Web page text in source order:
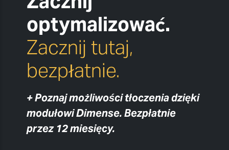
optymalizować.
Zacznij tutaj,
bezpłatnie.
+ Poznaj możliwości tłoczenia dzięki
modułowi Dimense. Bezpłatnie
przez 12 miesięcy.